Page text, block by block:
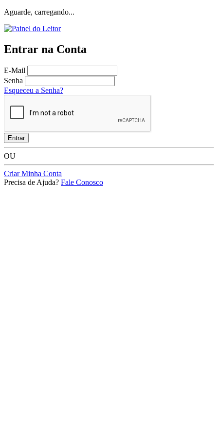
Aguarde, carregando...
Entrar na Conta
E-Mail
Senha
Esqueceu a Senha?
Entrar
OU
Criar Minha Conta
Precisa de Ajuda? Fale Conosco